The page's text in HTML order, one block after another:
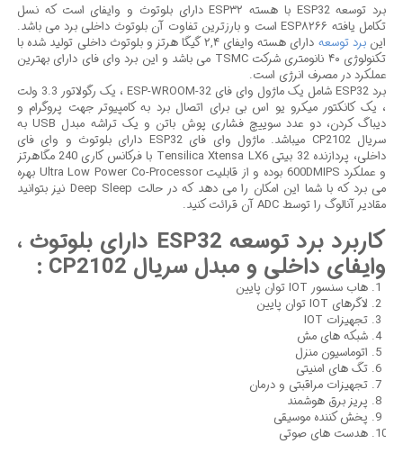
برد توسعه ESP32 با هسته ESP۳۲ دارای بلوتوث و وایفای است که نسل
تکامل یافته ESP۸۲۶۶ است و بارزترین تفاوت آن بلوتوث داخلی برد می باشد.
این برد توسعه
دارای هسته وایفای ۲,۴ گیگا هرتز و بلوتوث داخلی تولید شده با
تکنولوژی ۴۰ نانومتری شرکت TSMC می باشد و این برد وای فای دارای بهترین
عملکرد در مصرف انرژی است.
برد ESP32 شامل یک ماژول وای فای ESP-WROOM-32 ، یک رگولاتور 3.3 ولت
، یک کانکتور میکرو یو اس بی برای اتصال برد به کامپیوتر جهت پروگرام و
دیباگ کردن، دو عدد سوییچ فشاری پوش باتن و یک تراشه مبدل USB به
سریال CP2102 میباشد. ماژول وای فای ESP32 دارای بلوتوث و وای فای
داخلی، پردازنده 32 بیتی Tensilica Xtensa LX6 با فرکانس کاری 240 مگاهرتز
و عملکرد 600DMIPS بوده و از قابلیت Ultra Low Power Co-Processor بهره
می برد که با شما این امکان را می دهد که در حالت Deep Sleep نیز بتوانید
مقادیر آنالوگ را توسط ADC آن قرائت کنید.
کاربرد برد توسعه ESP32 دارای بلوتوث ،
وایفای داخلی و مبدل سریال CP2102 :
هاب سنسور IOT توان پایین
لاگرهای IOT توان پایین
تجهیزات IOT
شبکه های مش
اتوماسیون منزل
تگ های امنیتی
تجهیزات مراقبتی و درمان
پریز برق هوشمند
پخش کننده موسیقی
هدست های صوتی